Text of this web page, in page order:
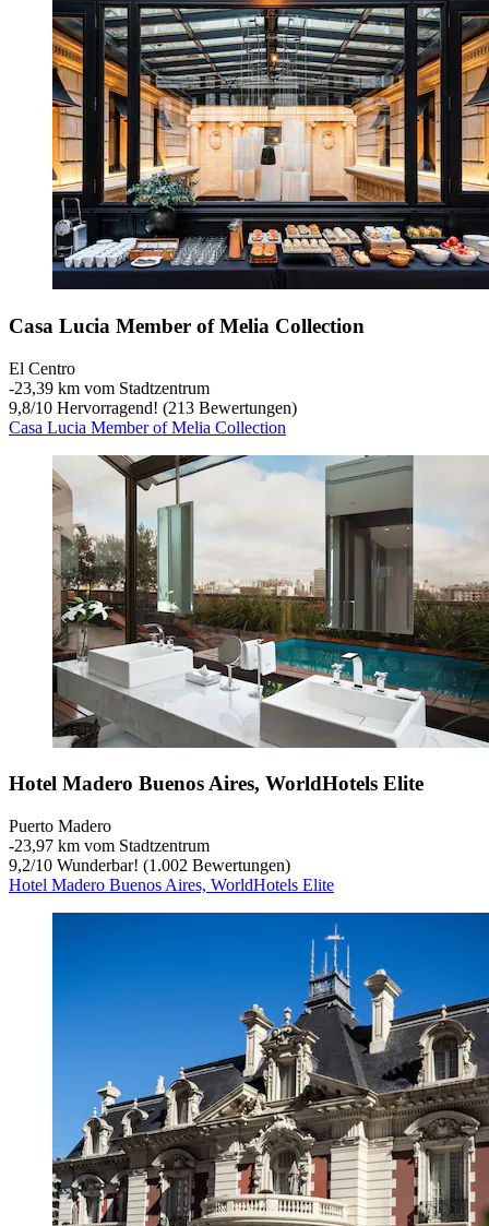
Casa Lucia Member of Melia Collection
El Centro
‐23,39 km vom Stadtzentrum
9,8/10 Hervorragend! (213 Bewertungen)
Casa Lucia Member of Melia Collection
Hotel Madero Buenos Aires, WorldHotels Elite
Puerto Madero
‐23,97 km vom Stadtzentrum
9,2/10 Wunderbar! (1.002 Bewertungen)
Hotel Madero Buenos Aires, WorldHotels Elite